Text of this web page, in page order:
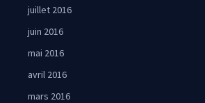
juillet 2016
juin 2016
mai 2016
avril 2016
mars 2016